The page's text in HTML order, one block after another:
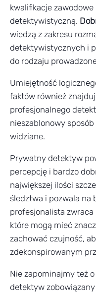
kwalifikacje
detektywistyczną.
wiedzą z zakresu
detektywistycznych i
do rodzaju
Umiejętność
faktów również
profesjonalnego
nieszablonowy sposób
widziane.
Prywatny detektyw
percepcję i bardzo
największej ilości
śledztwa i pozwala na
profesjonalista
które mogą mieć
zachować czujność,
zdekonspirowanym
Nie zapominajmy też
detektyw